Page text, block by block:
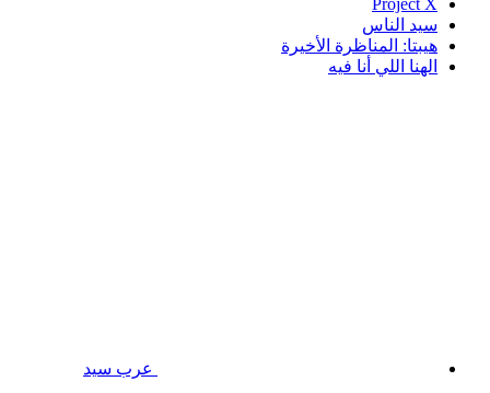
Project X
سيد الناس
هيبتا: المناظرة الأخيرة
الهنا اللي أنا فيه
عرب سيد